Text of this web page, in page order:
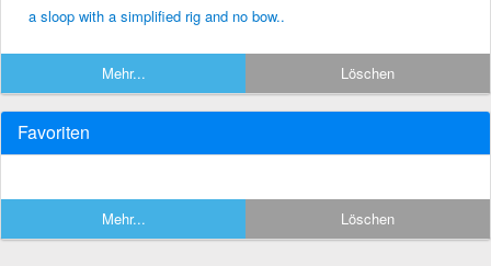
a sloop with a simplified rig and no bow..
Mehr... Löschen
Favoriten
Mehr... Löschen